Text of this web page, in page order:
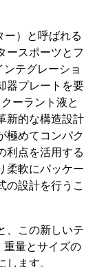
ー）と呼ばれる
ースポーツとフ
テグレーショ
器プレートを要
ーラント液と
新的な構造設計
極めてコンパク
利点を活用する
柔軟にパッケー
の設計を行うこ
、この新しいテ
重量とサイズの
ます。